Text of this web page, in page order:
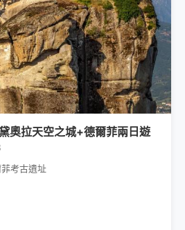
拉天空之城+德爾菲兩日遊
考古遺址